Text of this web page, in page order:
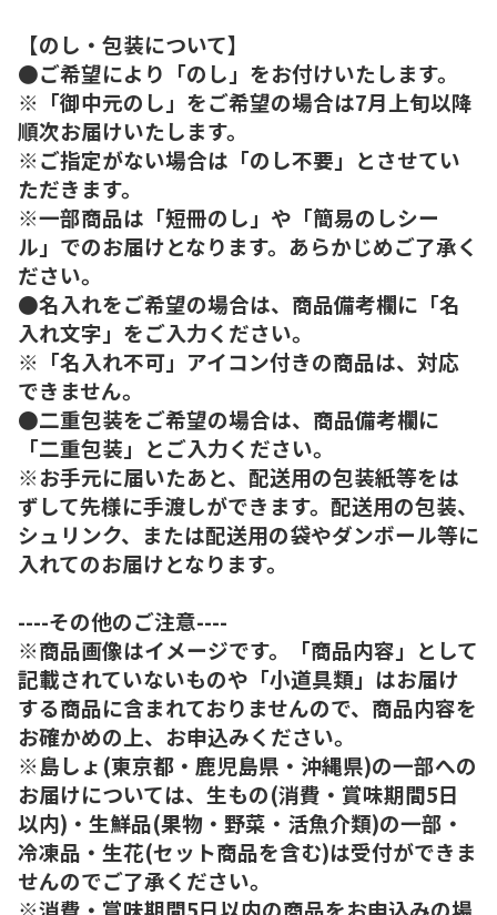
【のし・包装について】
●ご希望により「のし」をお付けいたします。
※「御中元のし」をご希望の場合は7月上旬以降
順次お届けいたします。
※ご指定がない場合は「のし不要」とさせてい
ただきます。
※一部商品は「短冊のし」や「簡易のしシー
ル」でのお届けとなります。あらかじめご了承く
ださい。
●名入れをご希望の場合は、商品備考欄に「名
入れ文字」をご入力ください。
※「名入れ不可」アイコン付きの商品は、対応
できません。
●二重包装をご希望の場合は、商品備考欄に
「二重包装」とご入力ください。
※お手元に届いたあと、配送用の包装紙等をは
ずして先様に手渡しができます。配送用の包装、
シュリンク、または配送用の袋やダンボール等に
入れてのお届けとなります。
----その他のご注意----
※商品画像はイメージです。「商品内容」として
記載されていないものや「小道具類」はお届け
する商品に含まれておりませんので、商品内容を
お確かめの上、お申込みください。
※島しょ(東京都・鹿児島県・沖縄県)の一部への
お届けについては、生もの(消費・賞味期間5日
以内)・生鮮品(果物・野菜・活魚介類)の一部・
冷凍品・生花(セット商品を含む)は受付ができま
せんのでご了承ください。
※消費・賞味期間5日以内の商品をお申込みの場